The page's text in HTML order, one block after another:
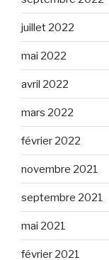
juillet 2022
mai 2022
avril 2022
mars 2022
février 2022
novembre 2021
septembre 2021
mai 2021
février 2021